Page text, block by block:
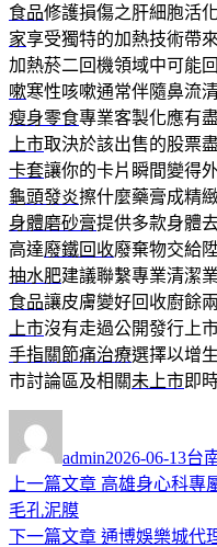
食品修護損傷之肝細胞活
家享受獨特的加熱技術帶
加熱菸二回機領域中可能
嗽寒性咳嗽通常伴隨鼻流
瘦身零食專業客製化應有
上市取決於該出售的股票
卡套讓你的卡片瞬間變得
龜頭發炎擦什麼藥膏成精
身體磨砂膏提供多款身體
高達廢鐵回收廢棄物交給
抽水肥建議聯繫專業清潔
食品讓皮膚變好回收廚餘
上市沒有走過公開發行上
手指關節痛治療選擇以增
市討論區及相關未上市即
者
admin佈
日
2026-06-13類
台
文
章
上一篇文章 上
篇
高雄身心科專
毛孔泥膜
下一篇文章 下
通博娛樂城代